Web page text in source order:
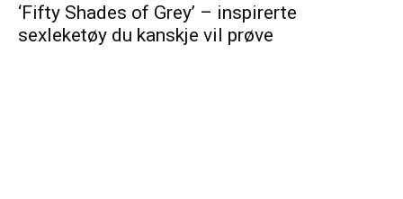
‘Fifty Shades of Grey’ – inspirerte
sexleketøy du kanskje vil prøve